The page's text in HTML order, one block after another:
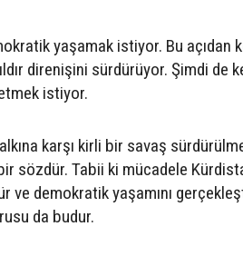
yaşamak istiyor. Bu açıdan
direnişini sürdürüyor. Şimdi de
istiyor.
karşı kirli bir savaş
sözdür. Tabii ki mücadele
ve demokratik yaşamını
da budur.